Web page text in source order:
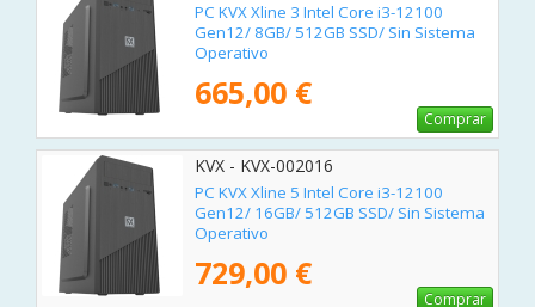
PC KVX Xline 3 Intel Core i3-12100
Gen12/ 8GB/ 512GB SSD/ Sin Sistema
Operativo
665,00 €
Comprar
KVX - KVX-002016
PC KVX Xline 5 Intel Core i3-12100
Gen12/ 16GB/ 512GB SSD/ Sin Sistema
Operativo
729,00 €
Comprar